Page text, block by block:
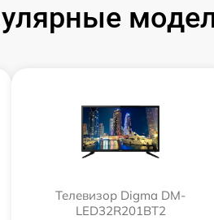
Телевизор Digma DM-
LED32R201BT2